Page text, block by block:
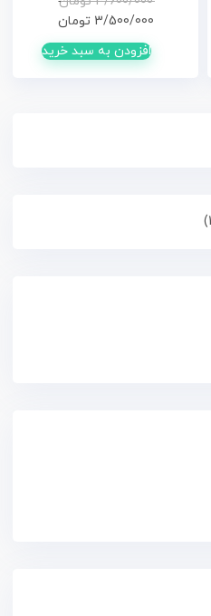
3/500/000 تومان
افزودن به سبد خرید